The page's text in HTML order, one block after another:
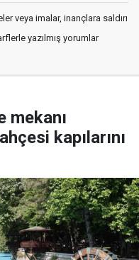
veya imalar, inançlara saldırı
yazılmış yorumlar
mekanı
kapılarını